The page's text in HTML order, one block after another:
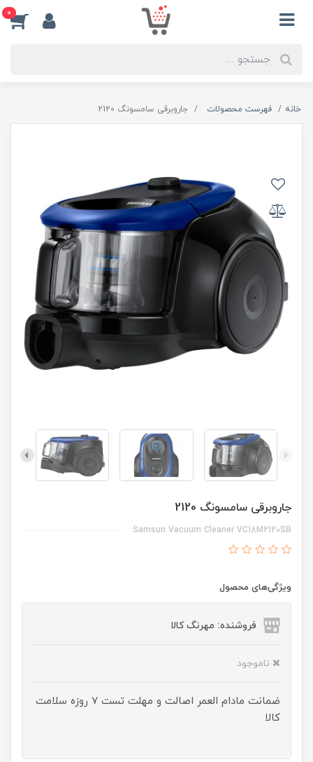
0
خانه فهرست محصولات جاروبرقی سامسونگ 2120
جاروبرقی سامسونگ 2120
Samsun Vacuum Cleaner VC18M2120SB
ویژگی‌های محصول
فروشنده: مهرنگ کالا
ناموجود
ضمانت مادام العمر اصالت و مهلت تست ۷ روزه سلامت
کالا